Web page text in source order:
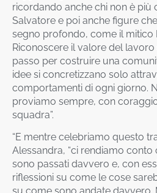
ricordando anche chi non è più
Salvatore e poi anche figure
segno profondo, come il mitico
Riconoscere il valore del
passo per costruire una
idee si concretizzano solo
comportamenti di ogni giorno.
proviamo sempre, con
squadra”.
“E mentre celebriamo questo
Alessandra, “ci rendiamo conto
sono passati davvero e, con
riflessioni su come le cose